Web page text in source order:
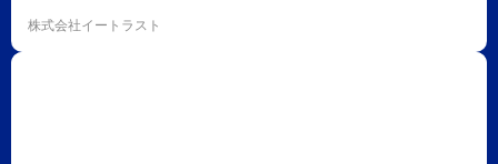
株式会社イートラスト